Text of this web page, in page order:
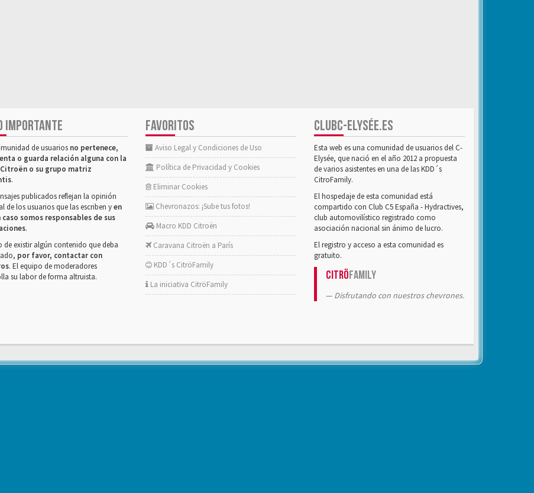
IMPORTANTE
de usuarios no pertenece,
o guarda relación alguna con la
o su grupo matriz
.
publicados reflejan la opinión
de los usuarios que las escriben yen
caso somos responsables de sus
.
de existir algún contenido que deba
por favor, contactar con
. El equipo de moderadores
su labor de forma altruista.
FAVORITOS
Aviso Legal y Condiciones de Uso
Política de Privacidad y Cookies
Eliminar Cookies
Chevronazos: ¡Sube tus fotos!
Macro KDD Citroën
Caravana Citroën a París
KDD´s CitröFamily
La iniciativa CitröFamily
CLUBC-ELYSÉE.ES
Esta web es una comunidad de usuarios del C-
Elysée, que nació en el año 2012 a propuesta
de varios asistentes en una de las KDD´s
CitroFamily.
El hospedaje de esta comunidad está
compartido con Club C5 España - Hydractives,
club automovilístico registrado como
asociación nacional sin ánimo de lucro.
El registro y acceso a esta comunidad es
gratuito.
CitröFamily
Disfrutando con nuestros chevrones.